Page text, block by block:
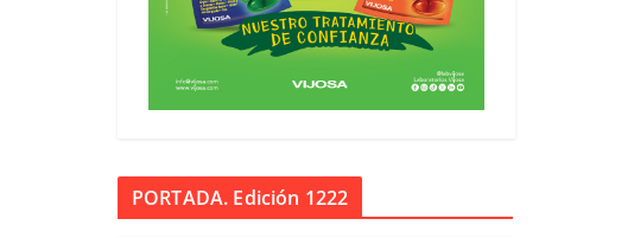
PORTADA. Edición 1222